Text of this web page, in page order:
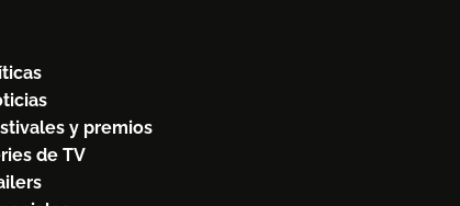
y premios
de TV